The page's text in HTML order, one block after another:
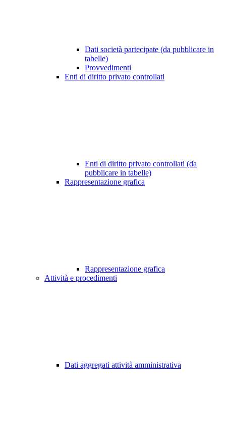
Dati società partecipate (da pubblicare in
tabelle)
Provvedimenti
Enti di diritto privato controllati
Enti di diritto privato controllati (da
pubblicare in tabelle)
Rappresentazione grafica
Rappresentazione grafica
Attività e procedimenti
Dati aggregati attività amministrativa